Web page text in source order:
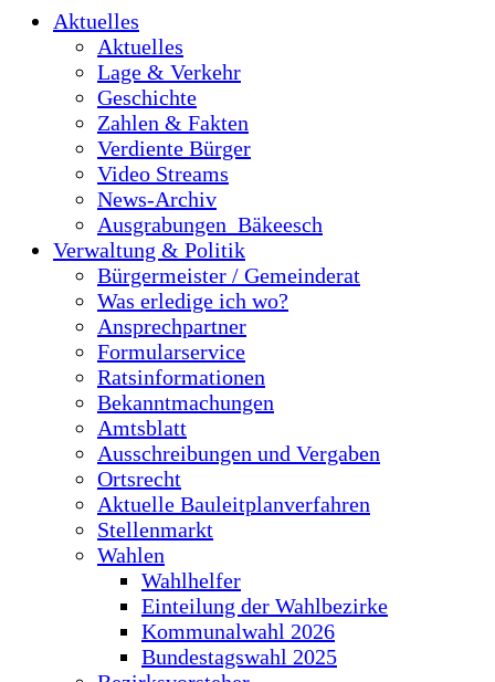
Aktuelles
Aktuelles
Lage & Verkehr
Geschichte
Zahlen & Fakten
Verdiente Bürger
Video Streams
News-Archiv
Ausgrabungen_Bäkeesch
Verwaltung & Politik
Bürgermeister / Gemeinderat
Was erledige ich wo?
Ansprechpartner
Formularservice
Ratsinformationen
Bekanntmachungen
Amtsblatt
Ausschreibungen und Vergaben
Ortsrecht
Aktuelle Bauleitplanverfahren
Stellenmarkt
Wahlen
Wahlhelfer
Einteilung der Wahlbezirke
Kommunalwahl 2026
Bundestagswahl 2025